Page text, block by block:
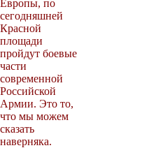
Европы, по
сегодняшней
Красной
площади
пройдут боевые
части
современной
Российской
Армии. Это то,
что мы можем
сказать
наверняка.